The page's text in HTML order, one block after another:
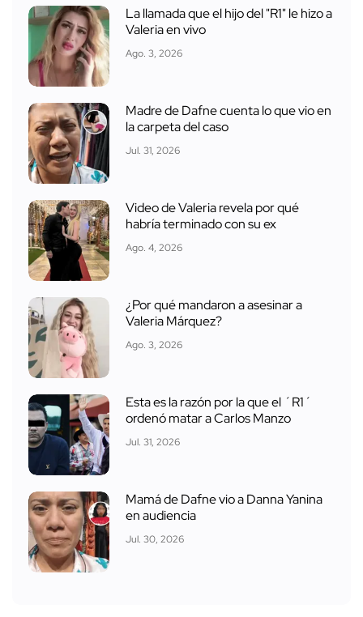
La llamada que el hijo del "R1" le hizo a
Valeria en vivo
Ago. 3, 2026
Madre de Dafne cuenta lo que vio en
la carpeta del caso
Jul. 31, 2026
Video de Valeria revela por qué
habría terminado con su ex
Ago. 4, 2026
¿Por qué mandaron a asesinar a
Valeria Márquez?
Ago. 3, 2026
Esta es la razón por la que el ´R1´
ordenó matar a Carlos Manzo
Jul. 31, 2026
Mamá de Dafne vio a Danna Yanina
en audiencia
Jul. 30, 2026